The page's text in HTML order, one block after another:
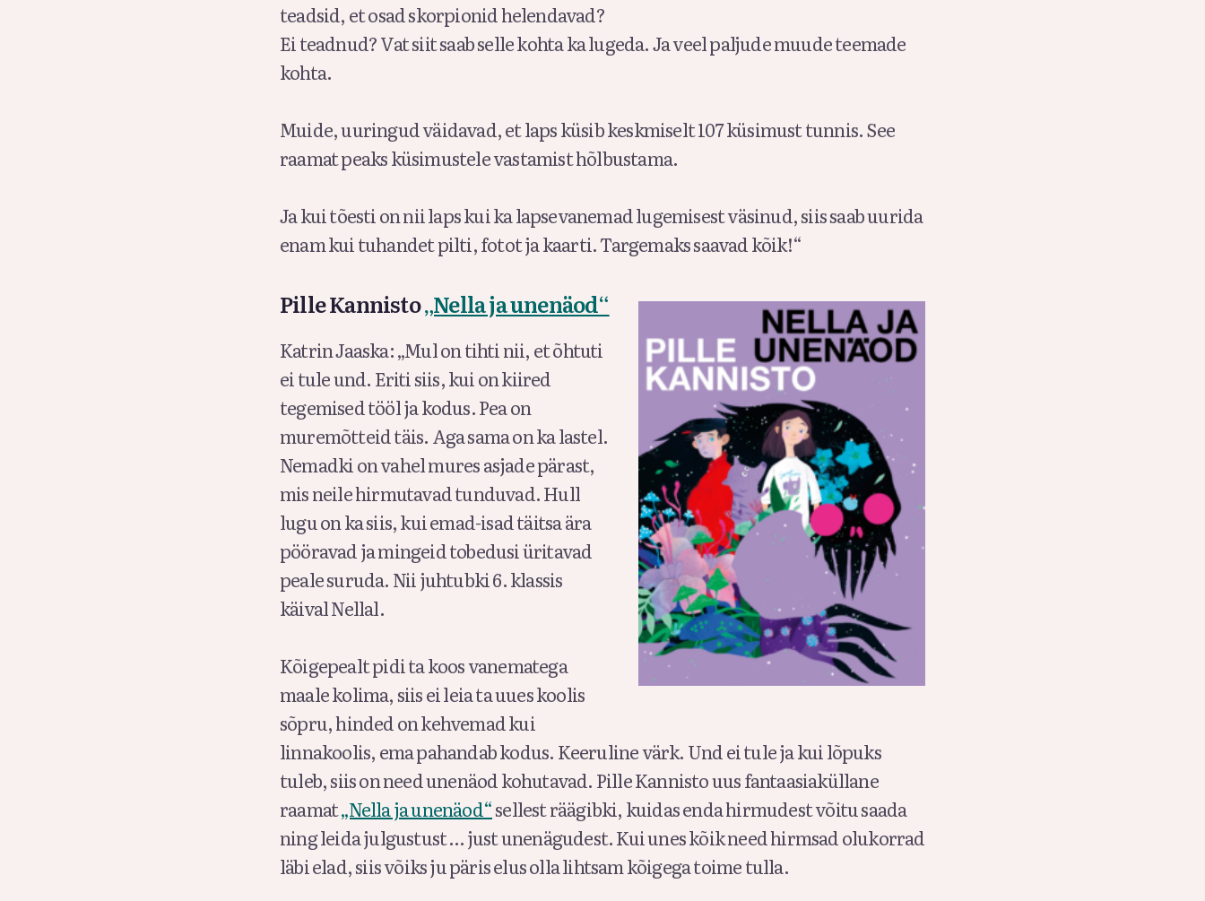
teadsid, et osad skorpionid helendavad?
Ei teadnud? Vat siit saab selle kohta ka lugeda. Ja veel paljude muude teemade
kohta.
Muide, uuringud väidavad, et laps küsib keskmiselt 107 küsimust tunnis. See
raamat peaks küsimustele vastamist hõlbustama.
Ja kui tõesti on nii laps kui ka lapsevanemad lugemisest väsinud, siis saab uurida
enam kui tuhandet pilti, fotot ja kaarti. Targemaks saavad kõik!“
Pille Kannisto„Nella ja unenäod“
Katrin Jaaska: „Mul on tihti nii, et õhtuti
ei tule und. Eriti siis, kui on kiired
tegemised tööl ja kodus. Pea on
muremõtteid täis. Aga sama on ka lastel.
Nemadki on vahel mures asjade pärast,
mis neile hirmutavad tunduvad. Hull
lugu on ka siis, kui emad-isad täitsa ära
pööravad ja mingeid tobedusi üritavad
peale suruda. Nii juhtubki 6. klassis
käival Nellal.
Kõigepealt pidi ta koos vanematega
maale kolima, siis ei leia ta uues koolis
sõpru, hinded on kehvemad kui
linnakoolis, ema pahandab kodus. Keeruline värk. Und ei tule ja kui lõpuks
tuleb, siis on need unenäod kohutavad. Pille Kannisto uus fantaasiaküllane
raamat„Nella ja unenäod“sellest räägibki, kuidas enda hirmudest võitu saada
ning leida julgustust … just unenägudest. Kui unes kõik need hirmsad olukorrad
läbi elad, siis võiks ju päris elus olla lihtsam kõigega toime tulla.